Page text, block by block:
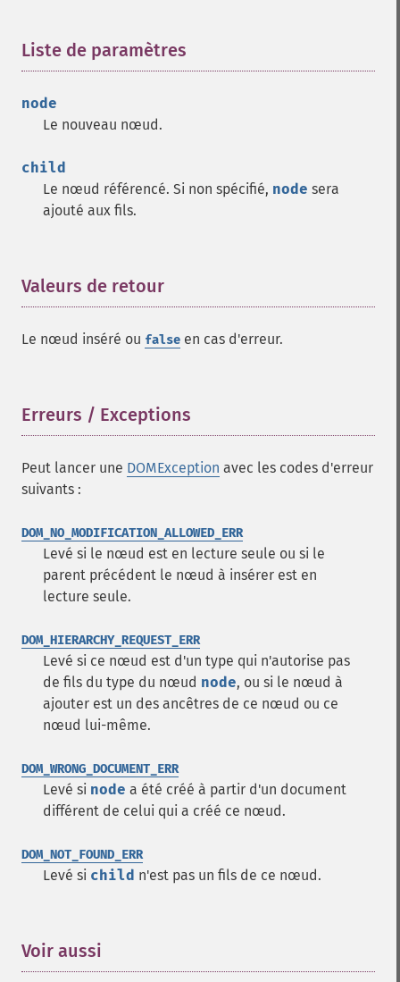
Liste de paramètres
node
Le nouveau nœud.
child
Le nœud référencé. Si non spécifié, node sera
ajouté aux fils.
Valeurs de retour
Le nœud inséré ou false en cas d'erreur.
Erreurs / Exceptions
Peut lancer une DOMException avec les codes d'erreur
suivants :
DOM_NO_MODIFICATION_ALLOWED_ERR
Levé si le nœud est en lecture seule ou si le
parent précédent le nœud à insérer est en
lecture seule.
DOM_HIERARCHY_REQUEST_ERR
Levé si ce nœud est d'un type qui n'autorise pas
de fils du type du nœud node, ou si le nœud à
ajouter est un des ancêtres de ce nœud ou ce
nœud lui-même.
DOM_WRONG_DOCUMENT_ERR
Levé si node a été créé à partir d'un document
différent de celui qui a créé ce nœud.
DOM_NOT_FOUND_ERR
Levé si child n'est pas un fils de ce nœud.
Voir aussi